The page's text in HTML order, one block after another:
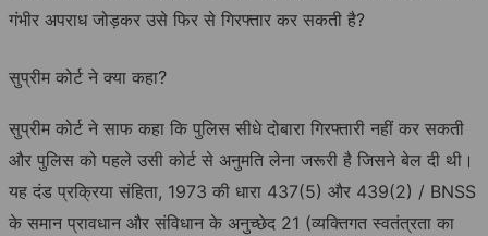
गंभीर अपराध जोड़कर उसे फिर से गिरफ्तार कर सकती है?
सुप्रीम कोर्ट ने क्या कहा?
सुप्रीम कोर्ट ने साफ कहा कि पुलिस सीधे दोबारा गिरफ्तारी नहीं कर सकती
और पुलिस को पहले उसी कोर्ट से अनुमति लेना जरूरी है जिसने बेल दी थी।
यह दंड प्रक्रिया संहिता, 1973 की धारा 437(5) और 439(2) / BNSS
के समान प्रावधान और संविधान के अनुच्छेद 21 (व्यक्तिगत स्वतंत्रता का